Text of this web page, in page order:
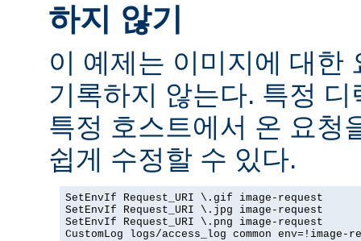
하지 않기
이 예제는 이미지에 대한
기록하지 않는다. 특정
특정 호스트에서 온 요청
쉽게 수정할 수 있다.
SetEnvIf Request_URI \.gif image-request
SetEnvIf Request_URI \.jpg image-request
SetEnvIf Request_URI \.png image-request
CustomLog logs/access_log common env=!image-